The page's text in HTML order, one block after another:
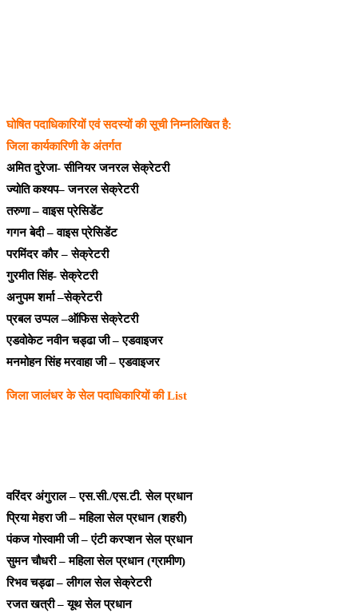
घोषित पदाधिकारियों एवं सदस्यों की सूची निम्नलिखित है:
जिला कार्यकारिणी के अंतर्गत
अमित दुरेजा- सीनियर जनरल सेक्रेटरी
ज्योति कश्यप– जनरल सेक्रेटरी
तरुणा – वाइस प्रेसिडेंट
गगन बेदी – वाइस प्रेसिडेंट
परमिंदर कौर – सेक्रेटरी
गुरमीत सिंह- सेक्रेटरी
अनुपम शर्मा –सेक्रेटरी
प्रबल उप्पल –ऑफिस सेक्रेटरी
एडवोकेट नवीन चड्ढा जी – एडवाइजर
मनमोहन सिंह मरवाहा जी – एडवाइजर
जिला जालंधर के सेल पदाधिकारियों की List
वरिंदर अंगुराल – एस.सी./एस.टी. सेल प्रधान
प्रिया मेहरा जी – महिला सेल प्रधान (शहरी)
पंकज गोस्वामी जी – एंटी करप्शन सेल प्रधान
सुमन चौधरी – महिला सेल प्रधान (ग्रामीण)
रिभव चड्ढा – लीगल सेल सेक्रेटरी
रजत खत्री – यूथ सेल प्रधान